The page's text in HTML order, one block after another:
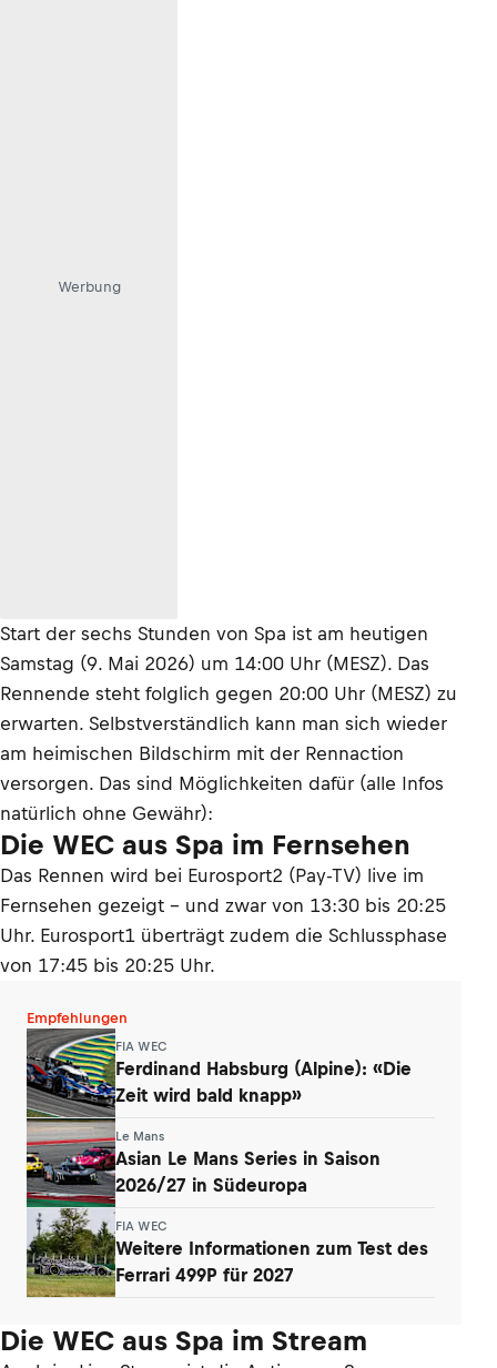
Werbung
Start der sechs Stunden von Spa ist am heutigen
Samstag (9. Mai 2026) um 14:00 Uhr (MESZ). Das
Rennende steht folglich gegen 20:00 Uhr (MESZ) zu
erwarten. Selbstverständlich kann man sich wieder
am heimischen Bildschirm mit der Rennaction
versorgen. Das sind Möglichkeiten dafür (alle Infos
natürlich ohne Gewähr):
Die WEC aus Spa im Fernsehen
Das Rennen wird bei Eurosport2 (Pay-TV) live im
Fernsehen gezeigt - und zwar von 13:30 bis 20:25
Uhr. Eurosport1 überträgt zudem die Schlussphase
von 17:45 bis 20:25 Uhr.
Empfehlungen
FIA WEC
Ferdinand Habsburg (Alpine): «Die
Zeit wird bald knapp»
Le Mans
Asian Le Mans Series in Saison
2026/27 in Südeuropa
FIA WEC
Weitere Informationen zum Test des
Ferrari 499P für 2027
Die WEC aus Spa im Stream